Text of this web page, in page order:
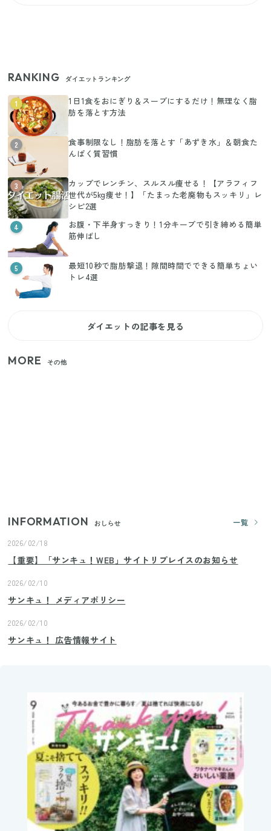
RANKING ダイエットランキング
1
1日1食をおにぎり＆スープにするだけ！無理なく脂
肪を落とす方法
2
食事制限なし！脂肪を落とす「あずき水」＆朝食た
んぱく質習慣
3
カップでレンチン、スルスル痩せる！【アラフィフ
世代が5kg痩せ！】「たまった老廃物もスッキリ」レ
シピ2選
4
お腹・下半身すっきり！1分キープで引き締める簡単
筋伸ばし
5
最短10秒で脂肪撃退！隙間時間でできる簡単ちょい
トレ4選
ダイエットの記事を見る
MORE その他
INFORMATION おしらせ
一覧
2026/02/18
【重要】「サンキュ！WEB」サイトリプレイスのお知らせ
2026/02/10
サンキュ！ メディアポリシー
2026/02/10
サンキュ！ 広告情報サイト